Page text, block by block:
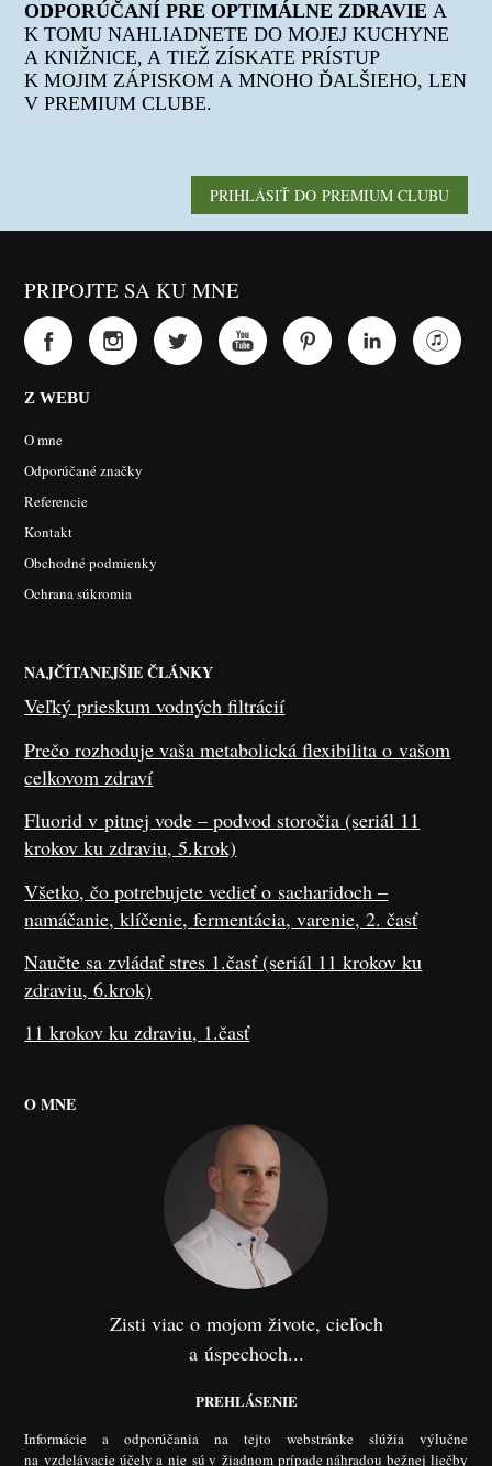
ODPORÚČANÍ PRE OPTIMÁLNE ZDRAVIE A
K TOMU NAHLIADNETE DO MOJEJ KUCHYNE
A KNIŽNICE, A TIEŽ ZÍSKATE PRÍSTUP
K MOJIM ZÁPISKOM A MNOHO ĎALŠIEHO, LEN
V PREMIUM CLUBE.
PRIHLÁSIŤ DO PREMIUM CLUBU
PRIPOJTE SA KU MNE
Z WEBU
O mne
Odporúčané značky
Referencie
Kontakt
Obchodné podmienky
Ochrana súkromia
NAJČÍTANEJŠIE ČLÁNKY
Veľký prieskum vodných filtrácií
Prečo rozhoduje vaša metabolická flexibilita o vašom
celkovom zdraví
Fluorid v pitnej vode – podvod storočia (seriál 11
krokov ku zdraviu, 5.krok)
Všetko, čo potrebujete vedieť o sacharidoch –
namáčanie, klíčenie, fermentácia, varenie, 2. časť
Naučte sa zvládať stres 1.časť (seriál 11 krokov ku
zdraviu, 6.krok)
11 krokov ku zdraviu, 1.časť
O MNE
Zisti viac o mojom živote, cieľoch
a úspechoch...
PREHLÁSENIE
Informácie a odporúčania na tejto webstránke slúžia výlučne
na vzdelávacie účely a nie sú v žiadnom prípade náhradou bežnej liečby